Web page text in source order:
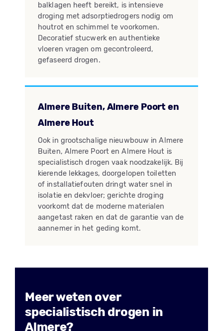
balklagen heeft bereikt, is intensieve
droging met adsorptiedrogers nodig om
houtrot en schimmel te voorkomen.
Decoratief stucwerk en authentieke
vloeren vragen om gecontroleerd,
gefaseerd drogen.
Almere Buiten, Almere Poort en
Almere Hout
Ook in grootschalige nieuwbouw in Almere
Buiten, Almere Poort en Almere Hout is
specialistisch drogen vaak noodzakelijk. Bij
kierende lekkages, doorgelopen toiletten
of installatiefouten dringt water snel in
isolatie en dekvloer; gerichte droging
voorkomt dat de moderne materialen
aangetast raken en dat de garantie van de
aannemer in het geding komt.
Meer weten over
specialistisch drogen in
Almere?